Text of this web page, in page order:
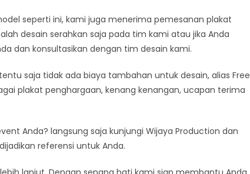
seperti ini, kami juga menerima pemesanan plakat
desain serahkan saja pada tim kami atau jika Anda
dan konsultasikan dengan tim desain kami.
saja tidak ada biaya tambahan untuk desain, alias Free
plakat penghargaan, kenang kenangan, ucapan terima
Anda? langsung saja kunjungi Wijaya Production dan
referensi untuk Anda.